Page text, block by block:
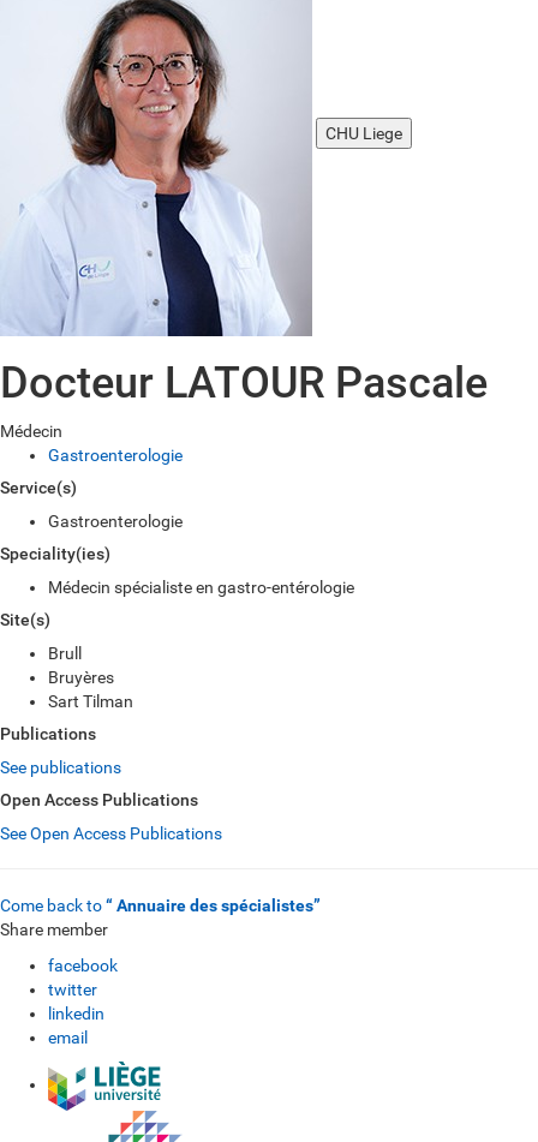
CHU Liege
Docteur LATOUR Pascale
Médecin
Gastroenterologie
Service(s)
Gastroenterologie
Speciality(ies)
Médecin spécialiste en gastro-entérologie
Site(s)
Brull
Bruyères
Sart Tilman
Publications
See publications
Open Access Publications
See Open Access Publications
Come back to“ Annuaire des spécialistes”
Share member
facebook
twitter
linkedin
email